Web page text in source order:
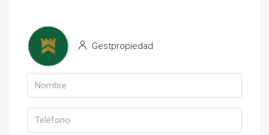
Gestpropiedad